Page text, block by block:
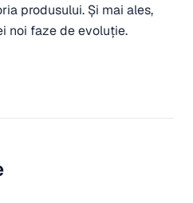
produsului. Și mai ales,
noi faze de evoluție.